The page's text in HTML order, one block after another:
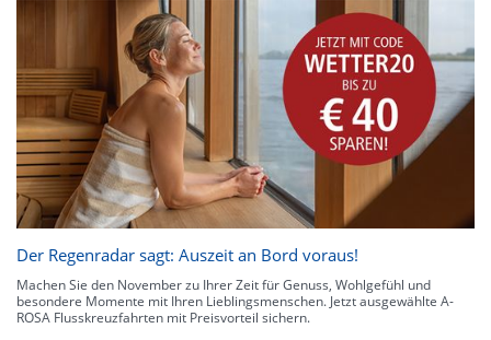
Der Regenradar sagt: Auszeit an Bord voraus!
Machen Sie den November zu Ihrer Zeit für Genuss, Wohlgefühl und
besondere Momente mit Ihren Lieblingsmenschen. Jetzt ausgewählte A-
ROSA Flusskreuzfahrten mit Preisvorteil sichern.